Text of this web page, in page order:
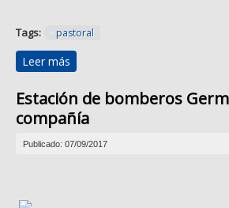
Tags: pastoral
Leer más
Estación de bomberos
compañía
Publicado: 07/09/2017